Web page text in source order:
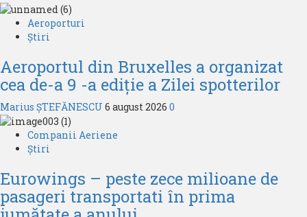
Aeroporturi
Știri
Aeroportul din Bruxelles a organizat
cea de-a 9 -a ediție a Zilei spotterilor
Marius ȘTEFĂNESCU 6 august 2026 0
Companii Aeriene
Știri
Eurowings – peste zece milioane de
pasageri transportati în prima